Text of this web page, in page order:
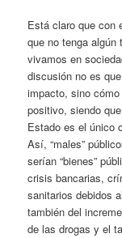
Está claro que con
que no tenga
vivamos en
discusión no es
impacto, sino
positivo, siendo
Estado es el único
Así, “males”
serían “bienes”
crisis bancarias,
sanitarios debidos
también del
de las drogas y el